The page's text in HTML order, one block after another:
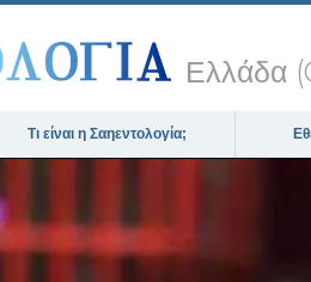
Ελλάδα
Τι είναι η Σαηεντολογία;